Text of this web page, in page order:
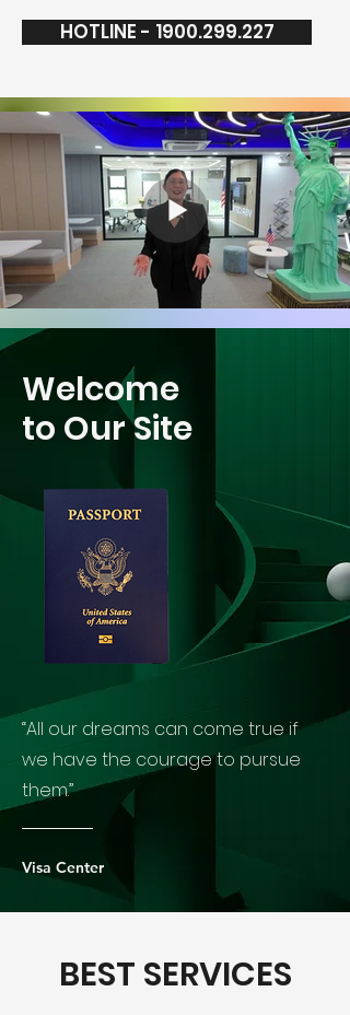
HOTLINE - 1900.299.227
Welcome
to Our Site
“All our dreams can come true if
we have the courage to pursue
them.”
Visa Center
BEST SERVICES